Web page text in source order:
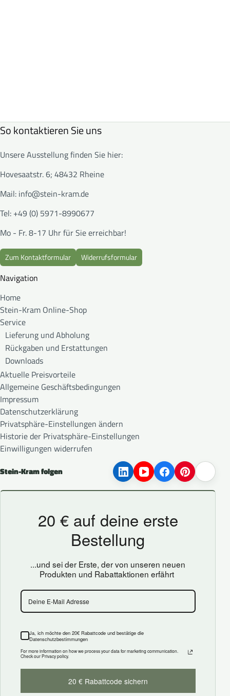
So kontaktieren Sie uns
Unsere Ausstellung finden Sie hier:
Hovesaatstr. 6; 48432 Rheine
Mail: info@stein-kram.de
Tel: +49 (0) 5971-8990677
Mo - Fr. 8-17 Uhr für Sie erreichbar!
Zum Kontaktformular Widerrufsformular
Navigation
Home
Stein-Kram Online-Shop
Service
Lieferung und Abholung
Rückgaben und Erstattungen
Downloads
Aktuelle Preisvorteile
Allgemeine Geschäftsbedingungen
Impressum
Datenschutzerklärung
Privatsphäre-Einstellungen ändern
Historie der Privatsphäre-Einstellungen
Einwilligungen widerrufen
Stein-Kram folgen